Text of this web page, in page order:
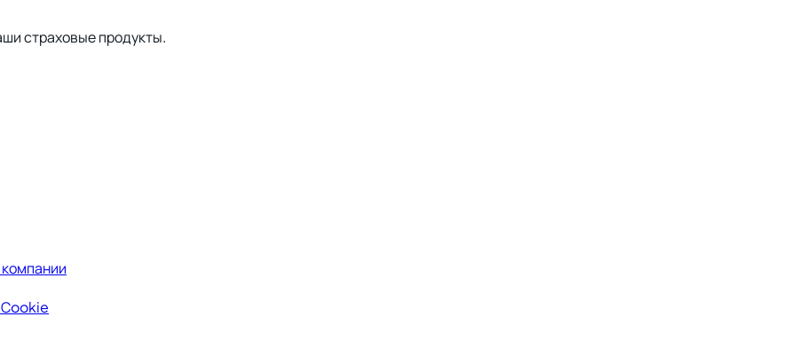
страховые продукты.
Сookie